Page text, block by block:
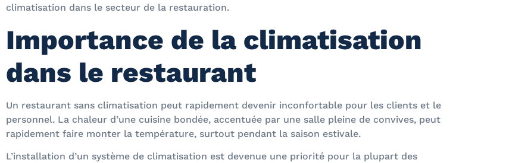
climatisation dans le secteur de la restauration.
Importance de la climatisation
dans le restaurant
Un restaurant sans climatisation peut rapidement devenir inconfortable pour les clients et le
personnel. La chaleur d’une cuisine bondée, accentuée par une salle pleine de convives, peut
rapidement faire monter la température, surtout pendant la saison estivale.
L’installation d’un système de climatisation est devenue une priorité pour la plupart des